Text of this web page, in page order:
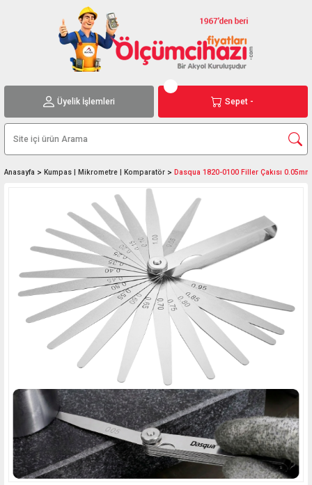
Üyelik İşlemleri Sepet -
Anasayfa Kumpas | Mikrometre | Komparatör Dasqua 1820-0100 Filler Çakısı